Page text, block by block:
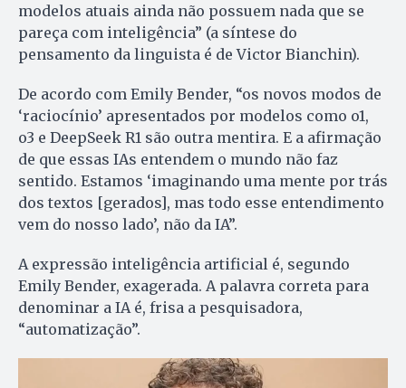
modelos atuais ainda não possuem nada que se
pareça com inteligência” (a síntese do
pensamento da linguista é de Victor Bianchin).
De acordo com Emily Bender, “os novos modos de
‘raciocínio’ apresentados por modelos como o1,
o3 e DeepSeek R1 são outra mentira. E a afirmação
de que essas IAs entendem o mundo não faz
sentido. Estamos ‘imaginando uma mente por trás
dos textos [gerados], mas todo esse entendimento
vem do nosso lado’, não da IA”.
A expressão inteligência artificial é, segundo
Emily Bender, exagerada. A palavra correta para
denominar a IA é, frisa a pesquisadora,
“automatização”.